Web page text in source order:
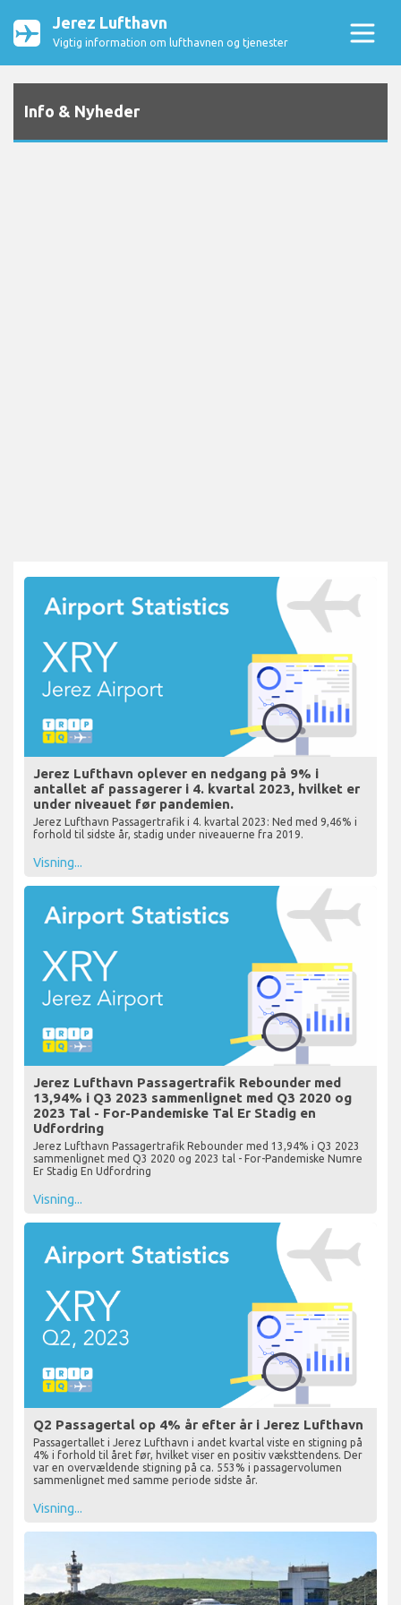
Jerez Lufthavn
Vigtig information om lufthavnen og tjenester
Info & Nyheder
Jerez Lufthavn oplever en nedgang på 9% i
antallet af passagerer i 4. kvartal 2023, hvilket er
under niveauet før pandemien.
Jerez Lufthavn Passagertrafik i 4. kvartal 2023: Ned med 9,46% i
forhold til sidste år, stadig under niveauerne fra 2019.
Visning...
Jerez Lufthavn Passagertrafik Rebounder med
13,94% i Q3 2023 sammenlignet med Q3 2020 og
2023 Tal - For-Pandemiske Tal Er Stadig en
Udfordring
Jerez Lufthavn Passagertrafik Rebounder med 13,94% i Q3 2023
sammenlignet med Q3 2020 og 2023 tal - For-Pandemiske Numre
Er Stadig En Udfordring
Visning...
Q2 Passagertal op 4% år efter år i Jerez Lufthavn
Passagertallet i Jerez Lufthavn i andet kvartal viste en stigning på
4% i forhold til året før, hvilket viser en positiv væksttendens. Der
var en overvældende stigning på ca. 553% i passagervolumen
sammenlignet med samme periode sidste år.
Visning...